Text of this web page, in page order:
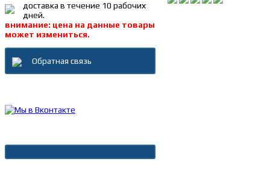
доставка в течение 10 рабочих
дней.
внимание: цена на данные товары
может измениться.
Обратная связь